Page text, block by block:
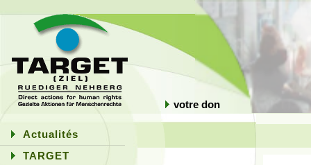
votre don
Actualités
TARGET